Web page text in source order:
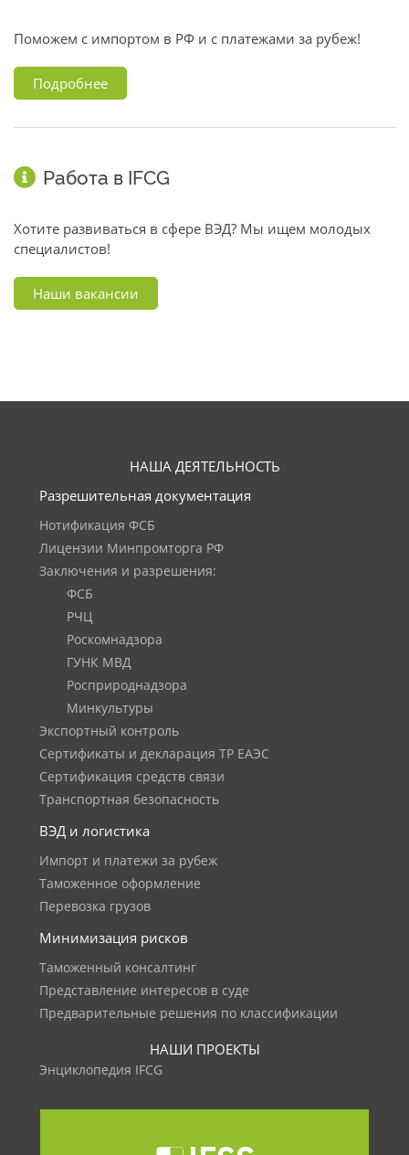
Поможем с импортом в РФ и с платежами за рубеж!
Подробнее
Работа в IFCG
Хотите развиваться в сфере ВЭД? Мы ищем молодых
специалистов!
Наши вакансии
НАША ДЕЯТЕЛЬНОСТЬ
Разрешительная документация
Нотификация ФСБ
Лицензии Минпромторга РФ
Заключения и разрешения:
ФСБ
РЧЦ
Роскомнадзора
ГУНК МВД
Росприроднадзора
Минкультуры
Экспортный контроль
Сертификаты и декларация ТР ЕАЭС
Сертификация средств связи
Транспортная безопасность
ВЭД и логистика
Импорт и платежи за рубеж
Таможенное оформление
Перевозка грузов
Минимизация рисков
Таможенный консалтинг
Представление интересов в суде
Предварительные решения по классификации
НАШИ ПРОЕКТЫ
Энциклопедия IFCG